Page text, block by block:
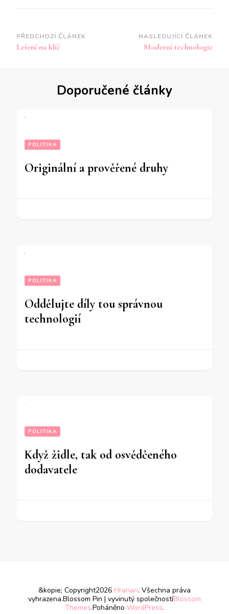
Navigace
příspěvku
PŘEDCHOZÍ ČLÁNEK
Lešení na klíč
NASLEDUJÍCÍ ČLÁNEK
Moderní technologie
Doporučené články
POLITIKA
Originální a prověřené druhy
POLITIKA
Oddělujte díly tou správnou
technologií
POLITIKA
Když židle, tak od osvědčeného
dodavatele
&kopie; Copyright2026 Hranari. Všechna práva
vyhrazena.Blossom Pin | vyvinutý společnostíBlossom
Themes.Poháněno WordPress.